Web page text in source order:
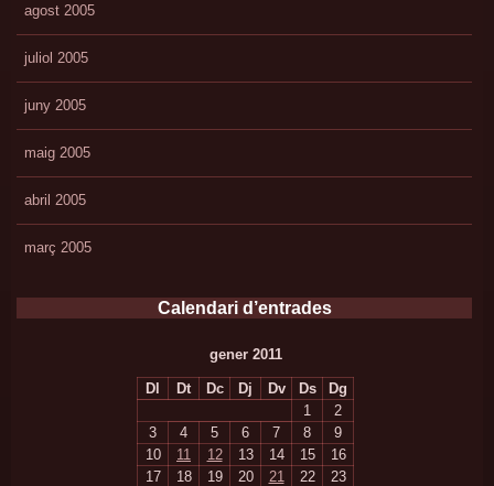
agost 2005
juliol 2005
juny 2005
maig 2005
abril 2005
març 2005
Calendari d’entrades
gener 2011
Dl Dt Dc Dj Dv Ds
Dg
1
2
3
4 5 6 7 8
9
10
11 12 13 14 15
16
17
18 19 20 21 22
23